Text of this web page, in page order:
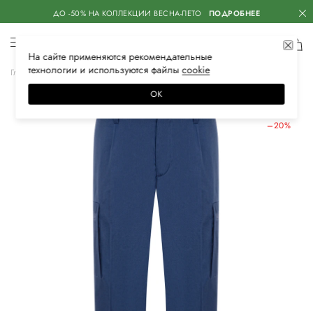
ДО -50% НА КОЛЛЕКЦИИ ВЕСНА-ЛЕТО ПОДРОБНЕЕ
Главная Мужская Одежда Брюки Брюки-карго
–20%
На сайте применяются рекомендательные
технологии и используются файлысооkiе
ОК